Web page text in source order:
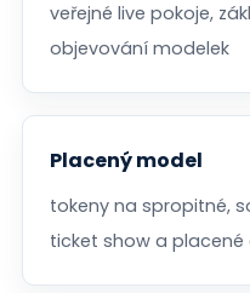
veřejné live pokoje,
objevování modelek
Placený model
tokeny na spropitné,
ticket show a placené